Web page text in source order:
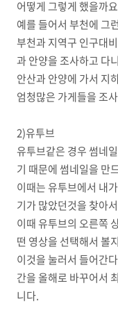
어떻게 그렇게 했을까
예를 들어서 부천에 그
부천과 지역구 인구대
과 안양을 조사하고 다
안산과 안양에 가서 지
엄청많은 가게들을 조
2)유투브
유투브같은 경우 썸네
기 때문에 썸네일을 만
이때는 유투브에서 내
기가 많았던것을 찾아
이때 유투브의 오른쪽
떤 영상을 선택해서 볼
이것을 눌러서 들어간
간을 올해로 바꾸어서
니다.